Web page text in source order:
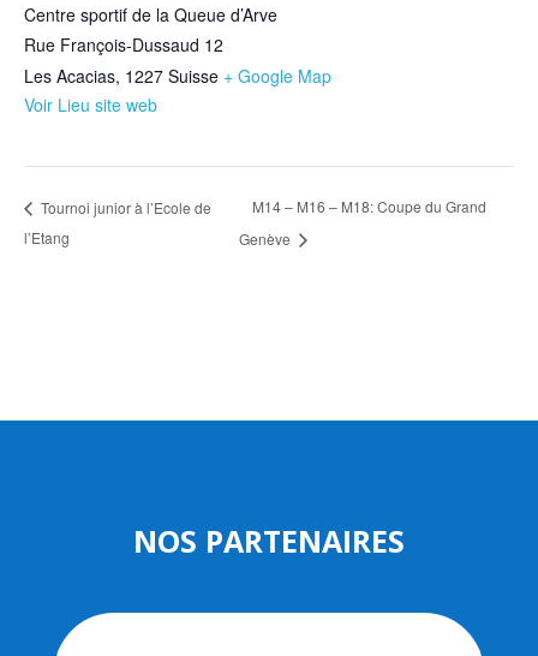
Centre sportif de la Queue d’Arve
Rue François-Dussaud 12
Les Acacias, 1227 Suisse + Google Map
Voir Lieu site web
Tournoi junior à l’Ecole de
l’Etang
M14 – M16 – M18: Coupe du Grand
Genève
NOS PARTENAIRES